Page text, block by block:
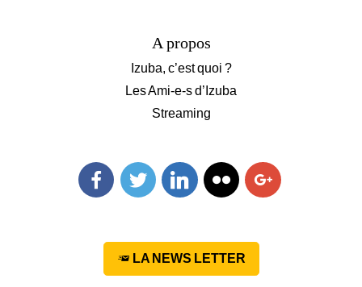
A propos
Izuba, c’est quoi ?
Les Ami-e-s d’Izuba
Streaming
LA NEWS LETTER